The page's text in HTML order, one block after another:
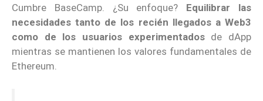
Cumbre BaseCamp. ¿Su enfoque? Equilibrar las
necesidades tanto de los recién llegados a Web3
como de los usuarios experimentadosde dApp
mientras se mantienen los valores fundamentales de
Ethereum.